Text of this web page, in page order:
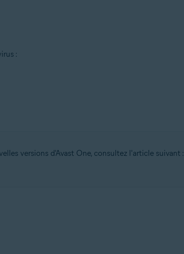
:
versions d'Avast One, consultez l'article suivant :